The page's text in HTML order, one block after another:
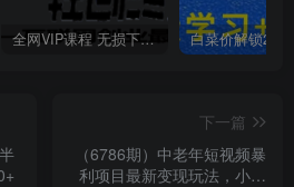
全网VIP课程 无损下载~
下一篇
（6786期）中老年短视频暴
利项目最新变现玩法，小白